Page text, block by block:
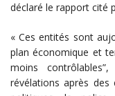
déclaré le rapport cité
« Ces entités sont
plan économique et
moins
révélations après des